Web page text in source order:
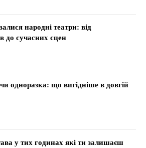
народні театри: від
до сучасних сцен
одноразка: що вигідніше в довгій
у тих годинах які ти залишаєш